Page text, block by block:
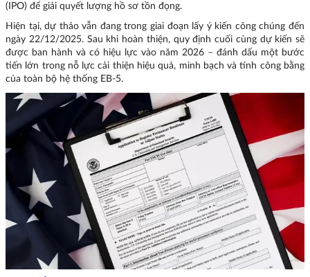
(IPO) để giải quyết lượng hồ sơ tồn đọng.
Hiện tại, dự thảo vẫn đang trong giai đoạn lấy ý kiến công chúng đến
ngày 22/12/2025. Sau khi hoàn thiện, quy định cuối cùng dự kiến sẽ
được ban hành và có hiệu lực vào năm 2026 – đánh dấu một bước
tiến lớn trong nỗ lực cải thiện hiệu quả, minh bạch và tính công bằng
của toàn bộ hệ thống EB-5.